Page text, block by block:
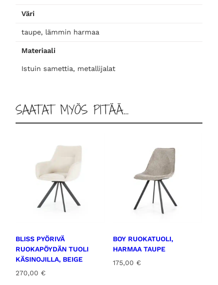
n
o
p
e
m
ä
Väri
taupe, lämmin harmaa
Materiaali
Istuin samettia, metallijalat
SAATAT MYÖS PITÄÄ…
BLISS PYÖRIVÄ
RUOKAPÖYDÄN TUOLI
KÄSINOJILLA, BEIGE
270,00 €
BOY RUOKATUOLI,
HARMAA TAUPE
175,00 €